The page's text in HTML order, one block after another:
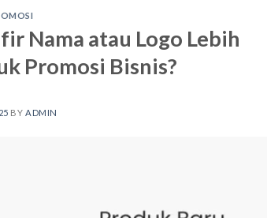
Nama atau Logo Lebih
Promosi Bisnis?
BY ADMIN